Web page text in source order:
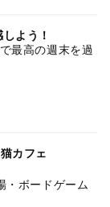
よう！
最高の週末を過
カフェ
ボードゲーム